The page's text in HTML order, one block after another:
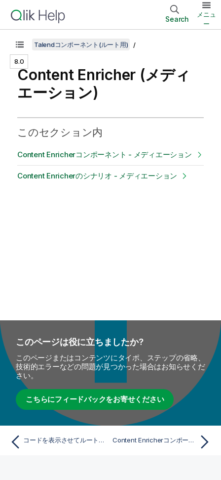
Search
メニュ
ー
8.0
Talendコンポーネント(ルート用)
Content Enricher (メディ
エーション)
このセクション内
Content Enricherコンポーネント - メディエーション
Content Enricherのシナリオ - メディエーション
このページは役に立ちましたか?
このページまたはコンテンツにタイポ、ステップの省略、
技術的エラーなどの問題が見つかった場合はお知らせくだ
さい。
こちらにフィードバックをお寄せください
コードを表示させてルートを実行 Content Enricherコンポーネント - メディエーション